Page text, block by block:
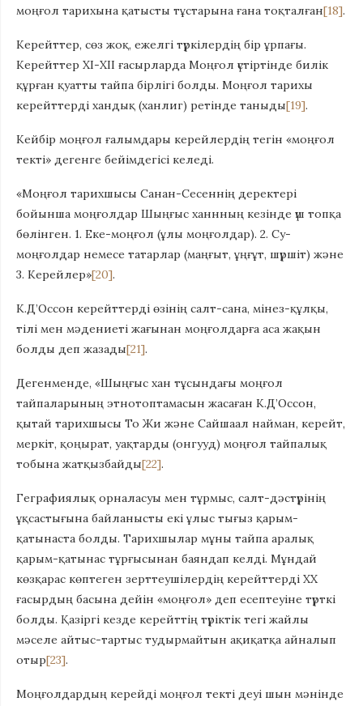
моңғол тарихына қатысты тұстарына ғана тоқталған[18].
Керейттер, сөз жоқ, ежелгі түркілердің бір ұрпағы.
Керейттер ХІ-ХІІ ғасырларда Моңғол үстіртінде билік
құрған қуатты тайпа бірлігі болды. Моңғол тарихы
керейттерді хандық (ханлиг) ретінде таныды[19].
Кейбір моңғол ғалымдары керейлердің тегін «моңғол
текті» дегенге бейімдегісі келеді.
«Моңғол тарихшысы Санан-Сесеннің деректері
бойынша моңғолдар Шыңғыс ханнның кезінде үш топқа
бөлінген. 1. Еке-моңғол (ұлы моңғолдар). 2. Су-
моңғолдар немесе татарлар (маңғыт, ұңғұт, шүршіт) және
3. Керейлер»[20].
К.Д’Оссон керейттерді өзінің салт-сана, мінез-құлқы,
тілі мен мәдениеті жағынан моңғолдарға аса жақын
болды деп жазады[21].
Дегенменде, «Шыңғыс хан тұсындағы моңғол
тайпаларының этнотоптамасын жасаған К.Д’Оссон,
қытай тарихшысы То Жи және Сайшаал найман, керейт,
меркіт, қоңырат, уақтарды (онгууд) моңғол тайпалық
тобына жатқызбайды[22].
Геграфиялық орналасуы мен тұрмыс, салт-дәстүрінің
ұқсастығына байланысты екі ұлыс тығыз қарым-
қатынаста болды. Тарихшылар мұны тайпа аралық
қарым-қатынас тұрғысынан баяндап келді. Мұндай
көзқарас көптеген зерттеушілердің керейттерді ХХ
ғасырдың басына дейін «моңғол» деп есептеуіне түрткі
болды. Қазіргі кезде керейттің түріктік тегі жайлы
мәселе айтыс-тартыс тудырмайтын ақиқатқа айналып
отыр[23].
Моңғолдардың керейді моңғол текті деуі шын мәнінде